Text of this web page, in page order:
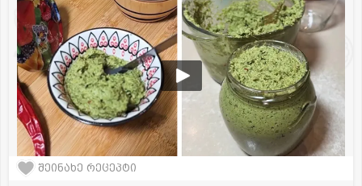
შეინახე რეცეპტი